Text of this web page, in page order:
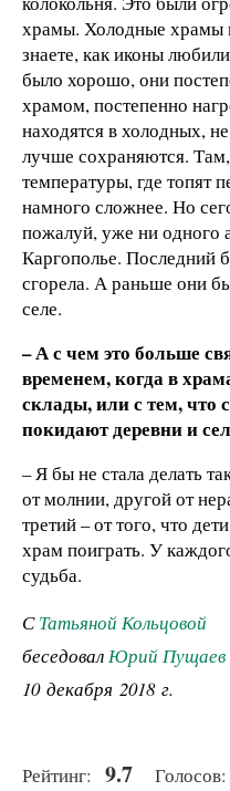
храмы. Холодные храмы
знаете, как иконы
было хорошо, они
храмом, постепенно
находятся в холодных,
лучше сохраняются.
температуры, где топят
намного сложнее. Но
пожалуй, уже ни одного
Каргополье. Последний
сгорела. А раньше они
селе.
– А с чем это больше
временем, когда в
склады, или с тем, что
покидают деревни и
– Я бы не стала делать
от молнии, другой от
третий – от того, что
храм поиграть. У
судьба.
СТатьяной Кольцовой
беседовалЮрий Пущаев
10 декабря 2018 г.
Рейтинг: 9.7 Голосов: